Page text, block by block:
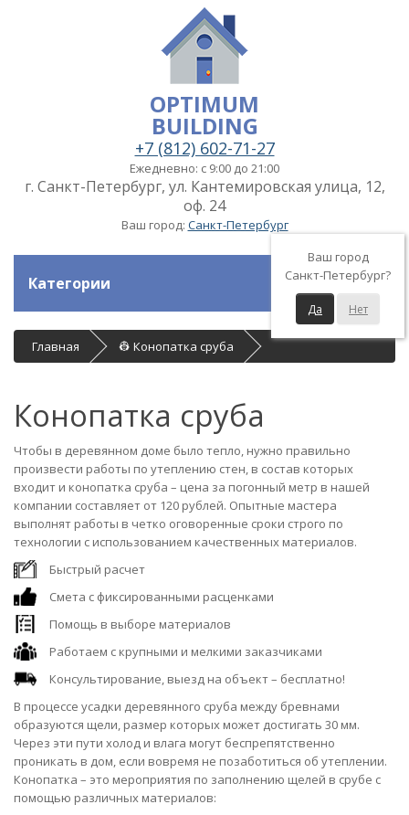
OPTIMUM
BUILDING
+7 (812) 602-71-27
Ежедневно: с 9:00 до 21:00
г. Санкт-Петербург, ул. Кантемировская улица, 12,
оф. 24
Ваш город: Санкт-Петербург
Ваш город
Санкт-Петербург?
Да Нет
Категории
Главная 👷 Конопатка сруба
Конопатка сруба
Чтобы в деревянном доме было тепло, нужно правильно
произвести работы по утеплению стен, в состав которых
входит и конопатка сруба – цена за погонный метр в нашей
компании составляет от 120 рублей. Опытные мастера
выполнят работы в четко оговоренные сроки строго по
технологии с использованием качественных материалов.
Быстрый расчет
Смета с фиксированными расценками
Помощь в выборе материалов
Работаем с крупными и мелкими заказчиками
Консультирование, выезд на объект – бесплатно!
В процессе усадки деревянного сруба между бревнами
образуются щели, размер которых может достигать 30 мм.
Через эти пути холод и влага могут беспрепятственно
проникать в дом, если вовремя не позаботиться об утеплении.
Конопатка – это мероприятия по заполнению щелей в срубе с
помощью различных материалов: